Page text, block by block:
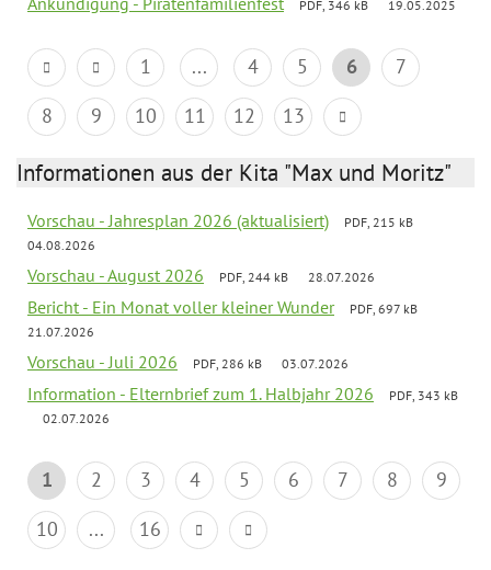
PDF, 346 kB 19.05.2025
1 ... 4 5 6
7
8
9 10 11 12 13
Informationen aus der Kita "Max und Moritz"
Vorschau - Jahresplan 2026 (aktualisiert)
PDF, 215 kB
04.08.2026
Vorschau - August 2026 PDF, 244 kB 28.07.2026
Bericht - Ein Monat voller kleiner Wunder
PDF, 697 kB
21.07.2026
Vorschau - Juli 2026 PDF, 286 kB 03.07.2026
Information - Elternbrief zum 1. Halbjahr 2026
PDF, 343 kB
02.07.2026
1 2 3 4 5 6 7 8
9
10
... 16